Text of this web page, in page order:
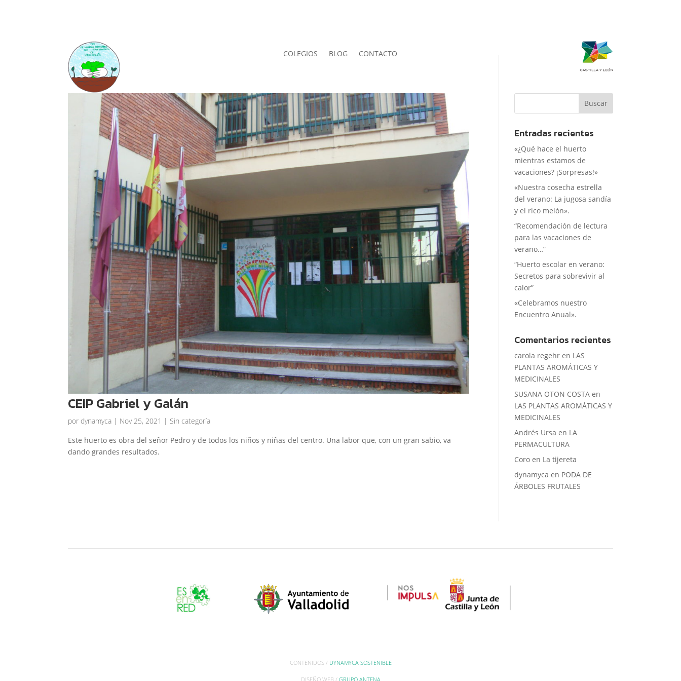
COLEGIOS BLOG CONTACTO
CEIP Gabriel y Galán
por dynamyca | Nov 25, 2021 | Sin categoría
Este huerto es obra del señor Pedro y de todos los niños y niñas del centro. Una labor que, con un gran sabio, va
dando grandes resultados.
Entradas recientes
«¿Qué hace el huerto
mientras estamos de
vacaciones? ¡Sorpresas!»
«Nuestra cosecha estrella
del verano: La jugosa sandía
y el rico melón».
“Recomendación de lectura
para las vacaciones de
verano…”
“Huerto escolar en verano:
Secretos para sobrevivir al
calor”
«Celebramos nuestro
Encuentro Anual».
Comentarios recientes
carola regehr en LAS
PLANTAS AROMÁTICAS Y
MEDICINALES
SUSANA OTON COSTA en
LAS PLANTAS AROMÁTICAS Y
MEDICINALES
Andrés Ursa en LA
PERMACULTURA
Coro en La tijereta
dynamyca en PODA DE
ÁRBOLES FRUTALES
CONTENIDOS / DYNAMYCA SOSTENIBLE
DISEÑO WEB / GRUPO ANTENA